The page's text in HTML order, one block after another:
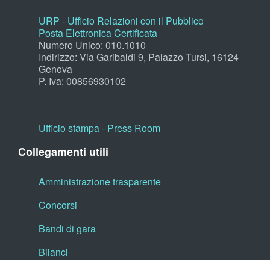
URP - Ufficio Relazioni con il Pubblico
Posta Elettronica Certificata
Numero Unico: 010.1010
Indirizzo: Via Garibaldi 9, Palazzo Tursi, 16124
Genova
P. Iva: 00856930102
Ufficio stampa - Press Room
Collegamenti utili
Amministrazione trasparente
Concorsi
Bandi di gara
Bilanci